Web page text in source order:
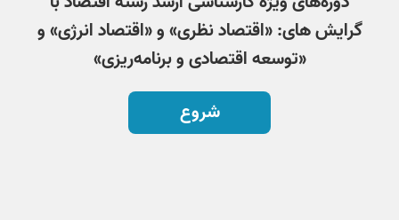
گرایش های: «اقتصاد نظری» و «اقتصاد انرژی» و
«توسعه اقتصادی و برنامه‌ریزی»
شروع